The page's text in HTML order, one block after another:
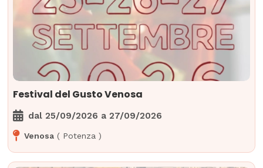
Festival del Gusto Venosa
dal25/09/2026 a 27/09/2026
Venosa ( Potenza )